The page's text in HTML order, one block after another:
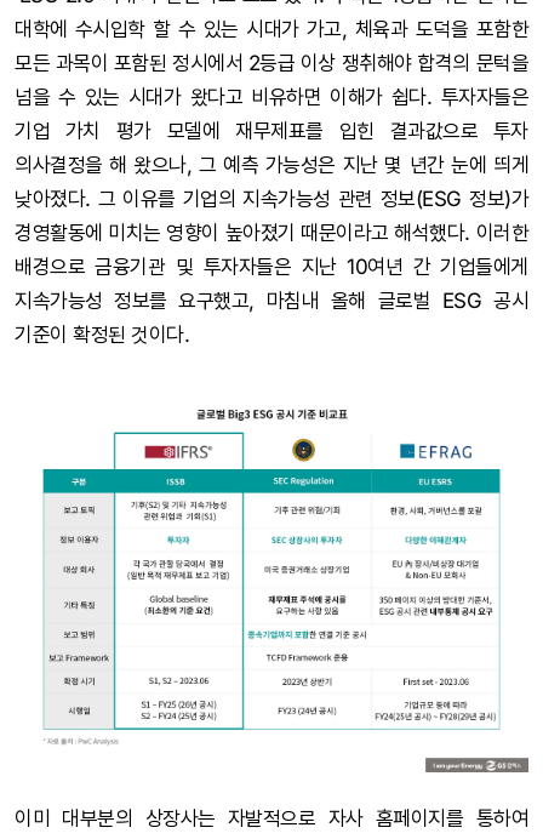
대학에 수시입학 할 수 있는 시대가 가고, 체육과 도덕을 포함한
모든 과목이 포함된 정시에서 2등급 이상 쟁취해야 합격의 문턱을
넘을 수 있는 시대가 왔다고 비유하면 이해가 쉽다. 투자자들은
기업 가치 평가 모델에 재무제표를 입힌 결과값으로 투자
의사결정을 해 왔으나, 그 예측 가능성은 지난 몇 년간 눈에 띄게
낮아졌다. 그 이유를 기업의 지속가능성 관련 정보(ESG 정보)가
경영활동에 미치는 영향이 높아졌기 때문이라고 해석했다. 이러한
배경으로 금융기관 및 투자자들은 지난 10여년 간 기업들에게
지속가능성 정보를 요구했고, 마침내 올해 글로벌 ESG 공시
기준이 확정된 것이다.
이미 대부분의 상장사는 자발적으로 자사 홈페이지를 통하여